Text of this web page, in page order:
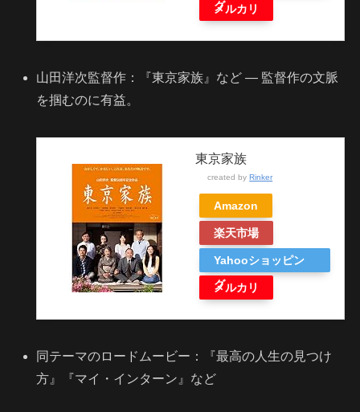
グ
メルカリ
山田洋次監督作：『東京家族』など — 監督作の文脈
を掴むのに有益。
東京家族
created byRinker
Amazon
楽天市場
Yahooショッピン
グ
メルカリ
同テーマのロードムービー：『最高の人生の見つけ
方』『マイ・インターン』など